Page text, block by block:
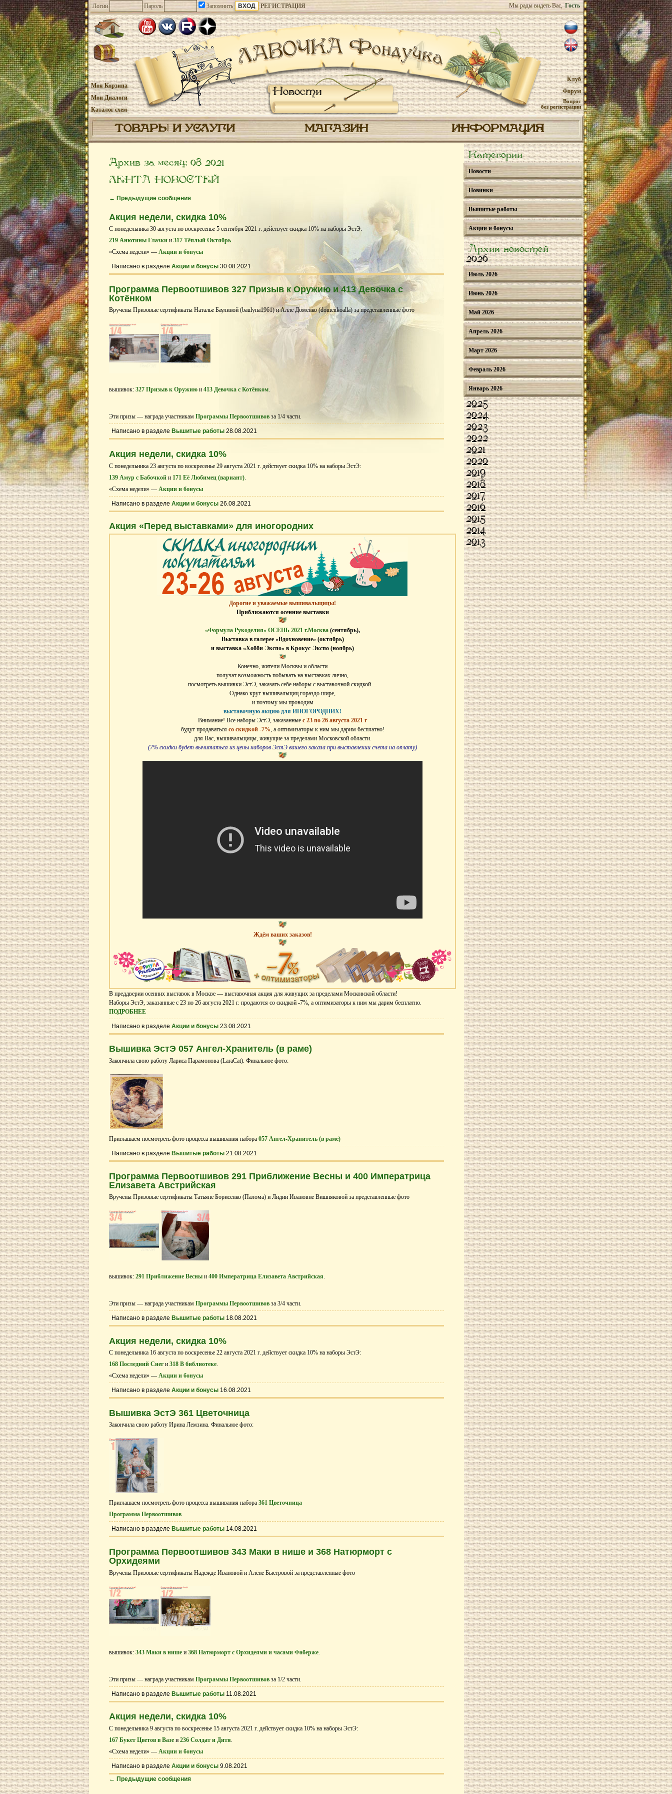
Логин Пароль Запомнить РЕГИСТРАЦИЯ Мы рады видеть Вас, Гость
Новости
Моя Корзина
Мои Диалоги
Каталог схем
Клуб
Форум
Вопрос
без регистрации
ТОВАРЫ И УСЛУГИ МАГАЗИН ИНФОРМАЦИЯ
Архив за месяц: 08 2021
ЛЕНТА НОВОСТЕЙ
← Предыдущие сообщения
Акция недели, скидка 10%
С понедельника 30 августа по воскресенье 5 сентября 2021 г. действует скидка 10% на наборы ЭстЭ:
219 Анютины Глазки и 317 Тёплый Октябрь.
«Схема недели» — Акции и бонусы
Написано в разделе Акции и бонусы 30.08.2021
Программа Первоотшивов 327 Призыв к Оружию и 413 Девочка с
Котёнком
Вручены Призовые сертификаты Наталье Баулиной (baulyna1961) и Алле Доменко (domenkoalla) за представленные фото
вышивок: 327 Призыв к Оружию и 413 Девочка с Котёнком.
Эти призы — награда участникам Программы Первоотшивов за 1/4 части.
Написано в разделе Вышитые работы 28.08.2021
Акция недели, скидка 10%
С понедельника 23 августа по воскресенье 29 августа 2021 г. действует скидка 10% на наборы ЭстЭ:
139 Амур с Бабочкой и 171 Её Любимец (вариант)
«Схема недели» — Акции и бонусы
Написано в разделе Акции и бонусы 26.08.2021
Акция «Перед выставками» для иногородних
Дорогие и уважаемые вышивальщицы!
Приближаются осенние выставки
«Формула Рукоделия» ОСЕНЬ 2021 г.Москва (сентябрь),
Выставка в галерее «Вдохновение» (октябрь)
и выставка «Хобби-Экспо» в Крокус-Экспо (ноябрь)
Конечно, жители Москвы и области
получат возможность побывать на выставках лично,
посмотреть вышивки ЭстЭ, заказать себе наборы с выставочной скидкой…
Однако круг вышивальщиц гораздо шире,
и поэтому мы проводим
выставочную акцию для ИНОГОРОДНИХ!
Внимание! Все наборы ЭстЭ, заказанные с 23 по 26 августа 2021 г
будут продаваться со скидкой -7% , а оптимизаторы к ним мы дарим бесплатно!
для Вас, вышивальщицы, живущие за пределами Московской области.
(7% скидки будет вычитаться из цены наборов ЭстЭ вашего заказа при выставлении счета на оплату)
Ждём ваших заказов!
В преддверии осенних выставок в Москве — выставочная акция для живущих за пределами Московской области!
Наборы ЭстЭ, заказанные с 23 по 26 августа 2021 г. продаются со скидкой -7%, а оптимизаторы к ним мы дарим бесплатно.
ПОДРОБНЕЕ
Написано в разделе Акции и бонусы 23.08.2021
Вышивка ЭстЭ 057 Ангел-Хранитель (в раме)
Закончила свою работу Лариса Парамонова (LaraCat). Финальное фото:
Приглашаем посмотреть фото процесса вышивания набора 057 Ангел-Хранитель (в раме)
Написано в разделе Вышитые работы 21.08.2021
Программа Первоотшивов 291 Приближение Весны и 400 Императрица
Елизавета Австрийская
Вручены Призовые сертификаты Татьяне Борисенко (Палома) и Лидии Ивановне Вишняковой за представленные фото
вышивок: 291 Приближение Весны и 400 Императрица Елизавета Австрийская.
Эти призы — награда участникам Программы Первоотшивов за 3/4 части.
Написано в разделе Вышитые работы 18.08.2021
Акция недели, скидка 10%
С понедельника 16 августа по воскресенье 22 августа 2021 г. действует скидка 10% на наборы ЭстЭ:
168 Последний Снеги 318 В библиотеке.
«Схема недели» — Акции и бонусы
Написано в разделе Акции и бонусы 16.08.2021
Вышивка ЭстЭ 361 Цветочница
Закончила свою работу Ирина Лемзина. Финальное фото:
Приглашаем посмотреть фото процесса вышивания набора 361 Цветочница
Программа Первоотшивов
Написано в разделе Вышитые работы 14.08.2021
Программа Первоотшивов 343 Маки в нише и 368 Натюрморт с
Орхидеями
Вручены Призовые сертификаты Надежде Ивановой и Алёне Быстровой за представленные фото
вышивок: 343 Маки в нише и 368 Натюрморт с Орхидеями и часами Фаберже
Эти призы — награда участникам Программы Первоотшивов за 1/2 части.
Написано в разделе Вышитые работы 11.08.2021
Акция недели, скидка 10%
С понедельника 9 августа по воскресенье 15 августа 2021 г. действует скидка 10% на наборы ЭстЭ:
167 Букет Цветов в Вазе и 236 Солдат и Дитя
«Схема недели» — Акции и бонусы
Написано в разделе Акции и бонусы 9.08.2021
← Предыдущие сообщения
Категории
Новости
Новинки
Вышитые работы
Акции и бонусы
Архив новостей
2026
Июль 2026
Июнь 2026
Май 2026
Апрель 2026
Март 2026
Февраль 2026
Январь 2026
2025
2024
2023
2022
2021
2020
2019
2018
2017
2016
2015
2014
2013